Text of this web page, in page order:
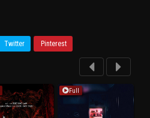
Twitter Pinterest
Full